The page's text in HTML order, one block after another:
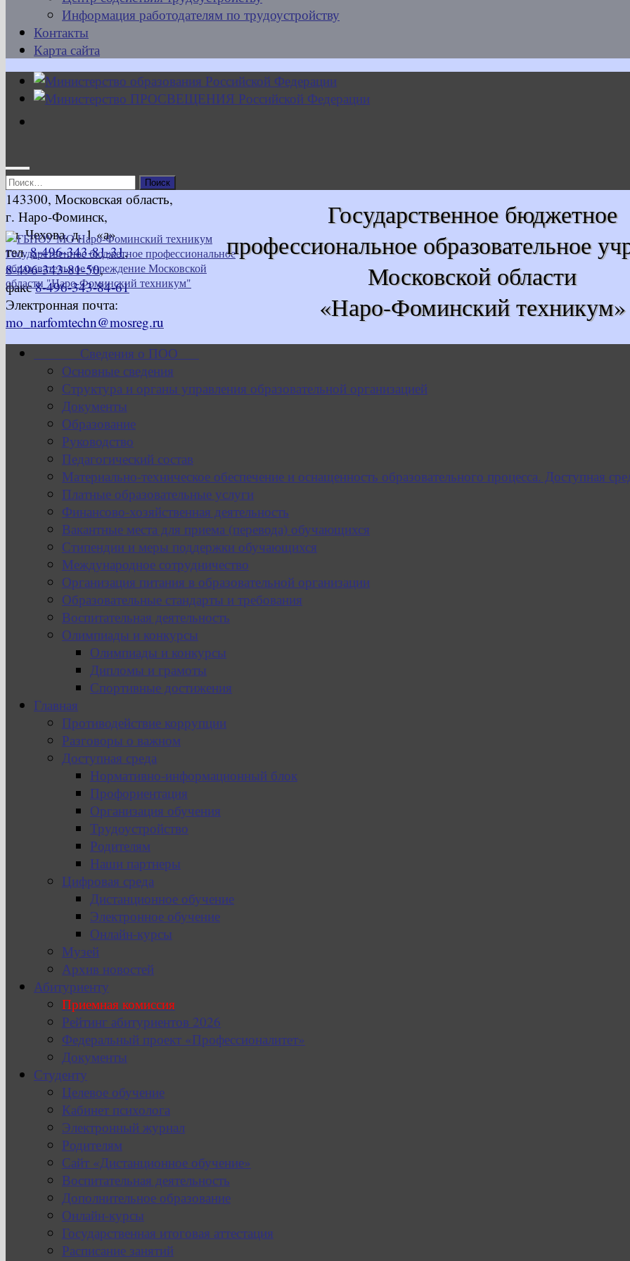
Информация работодателям по трудоустройству
Контакты
Карта сайта
Найти:
Государственное бюджетное
профессиональное образовательное
Московской области
«Наро-Фоминский техникум»
143300, Московская область,
г. Наро-Фоминск,
ул. Чехова, д. 1 «а»
тел.8-496-343-81-31,
8-496-343-81-50,
факс8-496-343-84-61
Электронная почта:
mo_narfomtechn@mosreg.ru
Сведения о ПОО
Основные сведения
Структура и органы управления образовательной организацией
Документы
Образование
Руководство
Педагогический состав
Материально-техническое обеспечение и оснащенность образовательного процесса. Доступная
Платные образовательные услуги
Финансово-хозяйственная деятельность
Вакантные места для приема (перевода) обучающихся
Стипендии и меры поддержки обучающихся
Международное сотрудничество
Организация питания в образовательной организации
Образовательные стандарты и требования
Воспитательная деятельность
Олимпиады и конкурсы
Олимпиады и конкурсы
Дипломы и грамоты
Спортивные достижения
Главная
Противодействие коррупции
Разговоры о важном
Доступная среда
Нормативно-информационный блок
Профориентация
Организация обучения
Трудоустройство
Родителям
Наши партнеры
Цифровая среда
Дистанционное обучение
Электронное обучение
Онлайн-курсы
Музей
Архив новостей
Абитуриенту
Приемная комиссия
Рейтинг абитуриентов 2026
Федеральный проект «Профессионалитет»
Документы
Студенту
Целевое обучение
Кабинет психолога
Электронный журнал
Родителям
Сайт «Дистанционное обучение»
Воспитательная деятельность
Дополнительное образование
Онлайн-курсы
Государственная итоговая аттестация
Расписание занятий